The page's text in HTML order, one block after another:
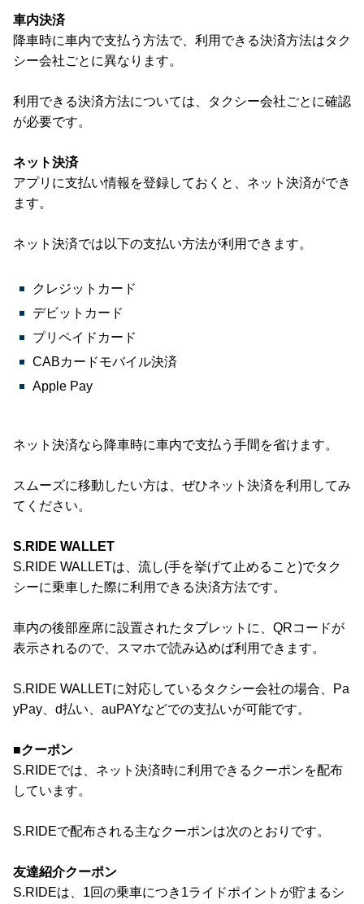
車内決済
降車時に車内で支払う方法で、利用できる決済方法はタク
シー会社ごとに異なります。
利用できる決済方法については、タクシー会社ごとに確認
が必要です。
ネット決済
アプリに支払い情報を登録しておくと、ネット決済ができ
ます。
ネット決済では以下の支払い方法が利用できます。
クレジットカード
デビットカード
プリペイドカード
CABカードモバイル決済
Apple Pay
ネット決済なら降車時に車内で支払う手間を省けます。
スムーズに移動したい方は、ぜひネット決済を利用してみ
てください。
S.RIDE WALLET
S.RIDE WALLETは、流し(手を挙げて止めること)でタク
シーに乗車した際に利用できる決済方法です。
車内の後部座席に設置されたタブレットに、QRコードが
表示されるので、スマホで読み込めば利用できます。
S.RIDE WALLETに対応しているタクシー会社の場合、Pa
yPay、d払い、auPAYなどでの支払いが可能です。
■クーポン
S.RIDEでは、ネット決済時に利用できるクーポンを配布
しています。
S.RIDEで配布される主なクーポンは次のとおりです。
友達紹介クーポン
S.RIDEは、1回の乗車につき1ライドポイントが貯まるシ